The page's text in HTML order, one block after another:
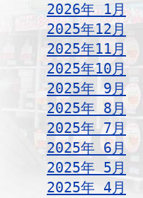
2026年 1月
2025年12月
2025年11月
2025年10月
2025年 9月
2025年 8月
2025年 7月
2025年 6月
2025年 5月
2025年 4月